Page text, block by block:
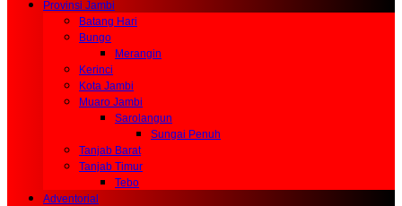
Provinsi Jambi
Batang Hari
Bungo
Merangin
Kerinci
Kota Jambi
Muaro Jambi
Sarolangun
Sungai Penuh
Tanjab Barat
Tanjab Timur
Tebo
Adventorial